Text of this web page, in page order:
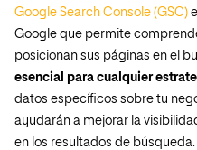
Google Search Console (GSC)
Google que permite
posicionan sus páginas en el
esencial para cualquier
datos específicos sobre tu
ayudarán a mejorar la
en los resultados de